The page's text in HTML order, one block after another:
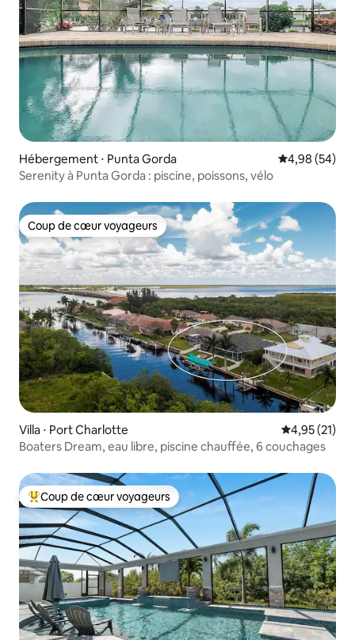
Hébergement ⋅ Punta Gorda Évaluation
4,98 (54)
Serenity à Punta Gorda : piscine, poissons, vélo
Coup de cœur voyageurs
Coup de cœur voyageurs
Villa ⋅ Port Charlotte Évaluation
4,95 (21)
Boaters Dream, eau libre, piscine chauffée, 6 couchages
Coups de cœur voyageurs les plus appréciés
Coup de cœur voyageurs